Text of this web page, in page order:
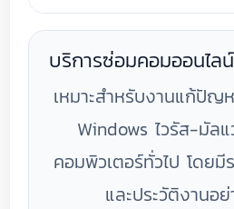
บริการซ่อมคอมออนไล
เหมาะสำหรับงานแก้ปัญ
Windows ไวรัส-มัล
คอมพิวเตอร์ทั่วไป โดยมี
และประวัติงานอย่